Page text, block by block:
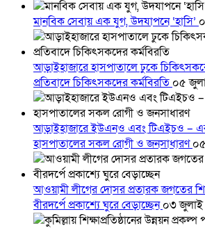
মানবিক সেবায় এক যুগ, উদযাপনে ‘হাসি’
আড়াইহাজারে হাসপাতালে ঢুকে
প্রতিবাদে চিকিৎসকদের কর্মবিরতি ০৫
আড়াইহাজারে ইউএনও এবং টিএইচও –
হাসপাতালের সকল রোগী ও জনসাধারণ
আওয়ামী লীগের দোসর প্রতারক জগতের
বীরদর্পে প্রকাশ্যে ঘুরে বেড়াচ্ছেন০৩